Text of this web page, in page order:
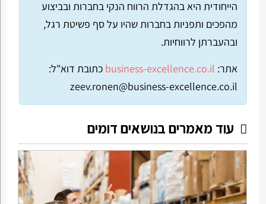
הייחודית היא בהגדלת הרווח הנקי בחברות ובביצוע
מהפכים ותפניות בחברות שהיו על סף פשיטת רגל,
ובהעברתן לרווחיות.
אתר: business-excellence.co.il כתובת דוא"ל:
zeev.ronen@business-excellence.co.il
עוד מאמרים בנושאים דומים